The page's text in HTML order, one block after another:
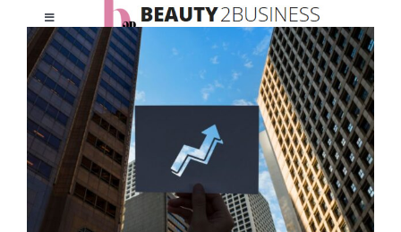
contenuto
Toggle
Navigation
HOME
CHI SIAMO
LE RIVISTE
Ingrandisci
immagine